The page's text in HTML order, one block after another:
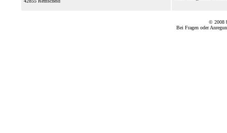
© 2008
Bei Fragen oder